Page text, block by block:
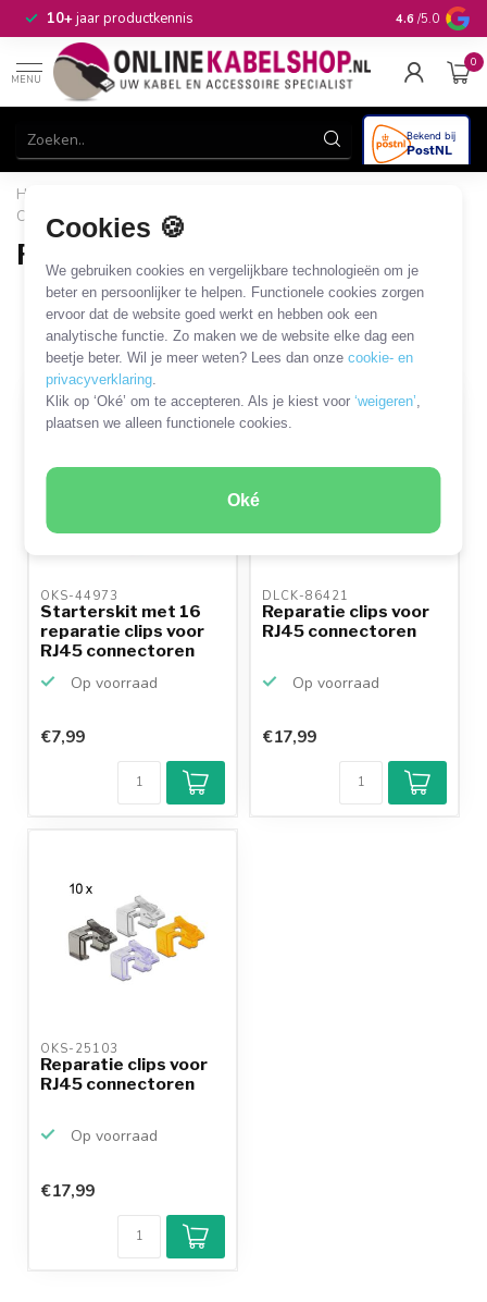
Cookies 🍪
We gebruiken cookies en vergelijkbare technologieën om je
beter en persoonlijker te helpen. Functionele cookies zorgen
ervoor dat de website goed werkt en hebben ook een
analytische functie. Zo maken we de website elke dag een
beetje beter. Wil je meer weten? Lees dan onzecookie- en
privacyverklaring.
Klik op ‘Oké’ om te accepteren. Als je kiest voor‘weigeren’,
plaatsen we alleen functionele cookies.
Oké
10+jaar productkennis 4.6 /5.0
MENU
0
Home
Connectoren
/ RJ45 reparatie-clips
RJ45 reparatie-clips
3 PRODUCTEN
Filters SORTEER OP
OKS-44973
Starterskit met 16
reparatie clips voor
RJ45 connectoren
Op voorraad
€7,99
DLCK-86421
Reparatie clips voor
RJ45 connectoren
Op voorraad
€17,99
OKS-25103
Reparatie clips voor
RJ45 connectoren
Op voorraad
€17,99